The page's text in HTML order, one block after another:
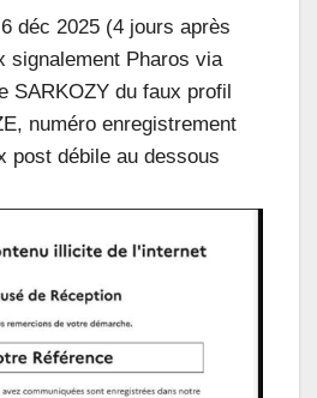
déc 2025 (4 jours après
signalement Pharos via
SARKOZY du faux profil
numéro enregistrement
débile au dessous